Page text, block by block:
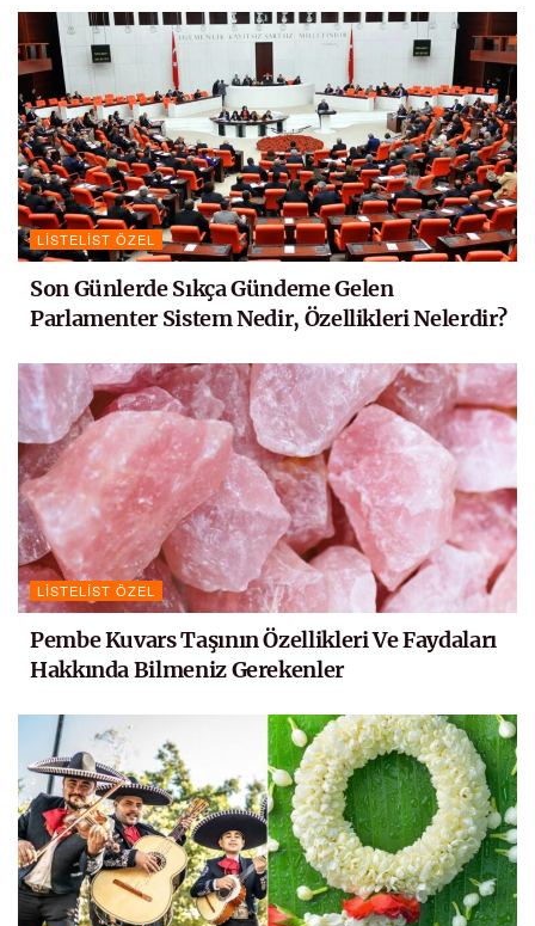
LISTELIST ÖZEL
Son Günlerde Sıkça Gündeme Gelen
Parlamenter Sistem Nedir, Özellikleri Nelerdir?
LISTELIST ÖZEL
Pembe Kuvars Taşının Özellikleri Ve Faydaları
Hakkında Bilmeniz Gerekenler